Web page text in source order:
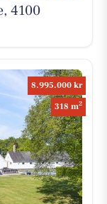
4100
8.995.000 kr
318 m2